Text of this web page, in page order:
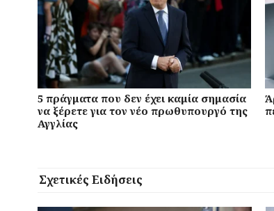
5 πράγματα που δεν έχει καμία σημασία
να ξέρετε για τον νέο πρωθυπουργό της
Αγγλίας
Σχετικές Ειδήσεις